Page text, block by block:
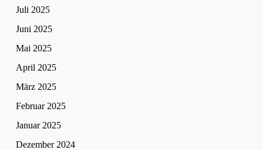
Juli 2025
Juni 2025
Mai 2025
April 2025
März 2025
Februar 2025
Januar 2025
Dezember 2024